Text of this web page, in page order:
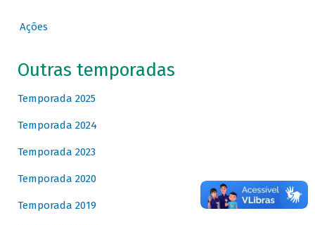
Ações
Outras temporadas
Temporada 2025
Temporada 2024
Temporada 2023
Temporada 2020
Temporada 2019